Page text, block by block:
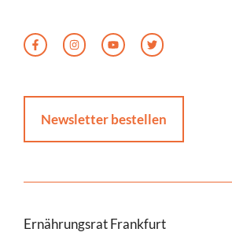
Newsletter bestellen
Ernährungsrat Frankfurt